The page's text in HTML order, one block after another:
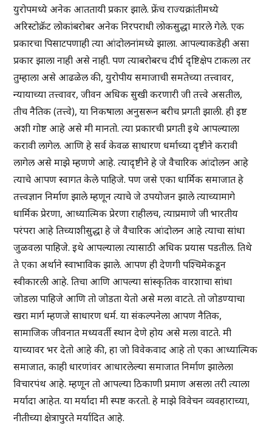
युरोपमध्ये अनेक आततायी प्रकार झाले. फ्रेंच राज्यक्रांतीमध्ये
अरिस्टोक्रॅट लोकांबरोबर अनेक निरपराधी लोकसुद्धा मारले गेले. एक
प्रकारचा पिसाटपणाही त्या आंदोलनांमध्ये झाला. आपल्याकडेही असा
प्रकार झाला नाही असे नाही. पण त्याबरोबरच दीर्घ दृष्टिक्षेप टाकला तर
तुम्हाला असे आढळेल की, युरोपीय समाजाची समतेच्या तत्त्वावर,
न्यायाच्या तत्त्वावर, जीवन अधिक सुखी करणारी जी तत्त्वे असतील,
तीच नैतिक (तत्त्वे), या निकषाला अनुसरून बरीच प्रगती झाली. ही इष्ट
अशी गोष्ट आहे असे मी मानतो. त्या प्रकारची प्रगती इथे आपल्याला
करावी लागेल. आणि हे सर्व केवळ साधारण धर्माच्या दृष्टीने करावी
लागेल असे माझे म्हणणे आहे. त्यादृष्टीने हे जे वैचारिक आंदोलन आहे
त्याचे आपण स्वागत केले पाहिजे. पण जसे एका धार्मिक समाजात हे
तत्त्वज्ञान निर्माण झाले म्हणून त्याचे जे उपयोजन झाले त्याच्यामागे
धार्मिक प्रेरणा, आध्यात्मिक प्रेरणा राहीलच, त्याप्रमाणे जी भारतीय
परंपरा आहे तिच्याशीसुद्धा हे जे वैचारिक आंदोलन आहे त्याचा सांधा
जुळवला पाहिजे. इथे आपल्याला त्यासाठी अधिक प्रयास पडतील. तिथे
ते एका अर्थाने स्वाभाविक झाले. आपण ही देणगी पश्चिमेकडून
स्वीकारली आहे. तिचा आणि आपल्या सांस्कृतिक वारशाचा सांधा
जोडला पाहिजे आणि तो जोडता येतो असे मला वाटते. तो जोडण्याचा
खरा मार्ग म्हणजे साधारण धर्म. या संकल्पनेला आपण नैतिक,
सामाजिक जीवनात मध्यवर्ती स्थान देणे होय असे मला वाटते. मी
याच्यावर भर देतो आहे की, हा जो विवेकवाद आहे तो एका आध्यात्मिक
समाजात, काही धारणांवर आधारलेल्या समाजात निर्माण झालेला
विचारपंथ आहे. म्हणून तो आपल्या ठिकाणी प्रमाण असला तरी त्याला
मर्यादा आहेत. या मर्यादा मी स्पष्ट करतो. हे माझे विवेचन व्यवहाराच्या,
नीतीच्या क्षेत्रापुरते मर्यादित आहे.